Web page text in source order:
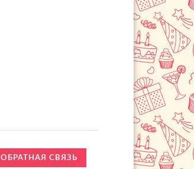
ОБРАТНАЯ СВЯЗЬ